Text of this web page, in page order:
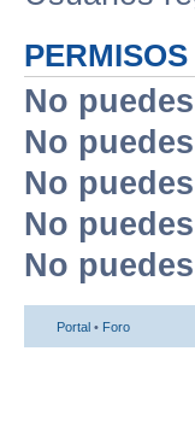
No puedes
No puedes
No puedes
No puedes
No puedes
Portal • Foro